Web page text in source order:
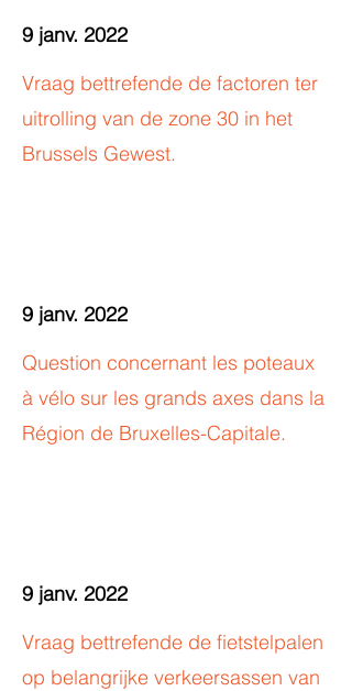
9 janv. 2022
Vraag bettrefende de factoren ter
uitrolling van de zone 30 in het
Brussels Gewest.
9 janv. 2022
Question concernant les poteaux
à vélo sur les grands axes dans la
Région de Bruxelles-Capitale.
9 janv. 2022
Vraag bettrefende de fietstelpalen
op belangrijke verkeersassen van